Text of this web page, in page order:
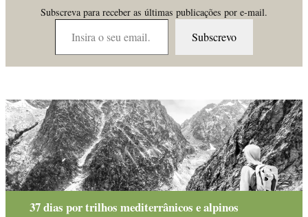
Subscreva para receber as últimas publicações por e-mail.
Insira o seu email…
Subscrevo
37 dias por trilhos mediterrânicos e alpinos